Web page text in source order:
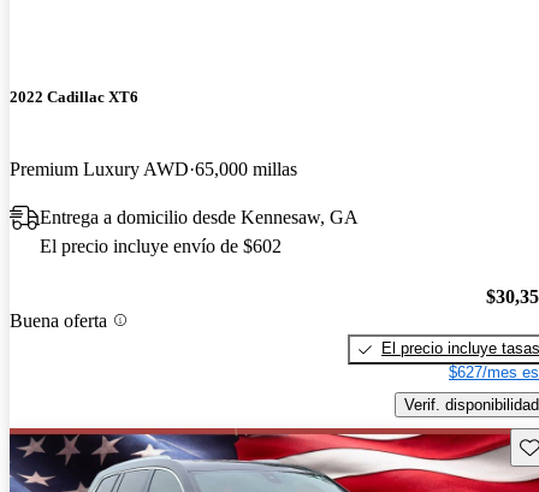
2022 Cadillac XT6
Premium Luxury AWD 65,000 millas
Entrega a domicilio desde Kennesaw, GA
El precio incluye envío de $602
Buena oferta
El precio incluye tasas
$627/mes
Verif. disponibilidad